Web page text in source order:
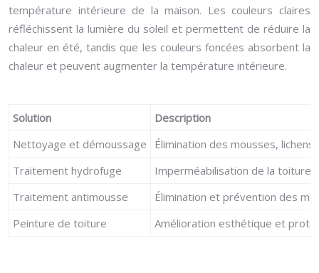
température intérieure de la maison. Les couleurs claires
réfléchissent la lumière du soleil et permettent de réduire la
chaleur en été, tandis que les couleurs foncées absorbent la
chaleur et peuvent augmenter la température intérieure.
Solution
Description
Nettoyage et démoussage
Élimination des mousses, lichens
Traitement hydrofuge
Imperméabilisation de la toiture
Traitement antimousse
Élimination et prévention des
Peinture de toiture
Amélioration esthétique et